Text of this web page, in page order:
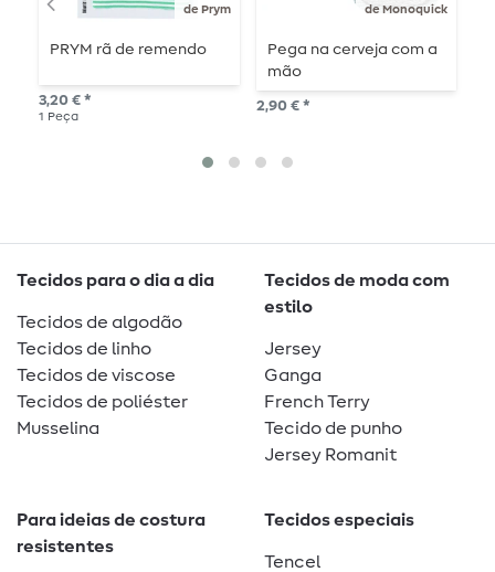
de Prym
PRYM rã de remendo
3,20 € *
1 Peça
de Monoquick
Pega na cerveja com a
mão
2,90 € *
Tecidos para o dia a dia
Tecidos de algodão
Tecidos de linho
Tecidos de viscose
Tecidos de poliéster
Musselina
Tecidos de moda com
estilo
Jersey
Ganga
French Terry
Tecido de punho
Jersey Romanit
Para ideias de costura
resistentes
Tecidos especiais
Tencel